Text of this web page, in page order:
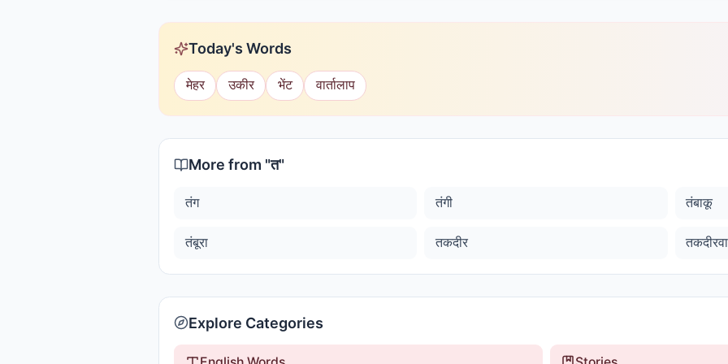
Today's Words
मेहर उकीर भेंट वार्तालाप
More from "त"
तंग तंगी तंबाकू
तंबूरा तकदीर
Explore Categories